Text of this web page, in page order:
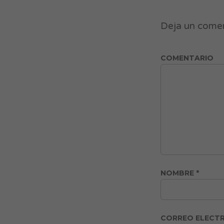
Deja un
COMENTARIO
NOMBRE *
CORREO